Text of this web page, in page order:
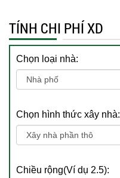
TÍNH CHI PHÍ XD
Chọn loại nhà:
Chọn hình thức xây nhà:
Chiều rộng(Ví dụ 2.5):